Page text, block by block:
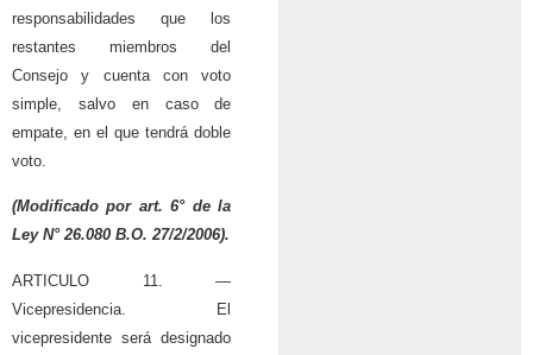
responsabilidades que los
restantes miembros del
Consejo y cuenta con voto
simple, salvo en caso de
empate, en el que tendrá doble
voto.
(Modificado por art. 6° de la
Ley N° 26.080 B.O. 27/2/2006).
ARTICULO 11. —
Vicepresidencia. El
vicepresidente será designado